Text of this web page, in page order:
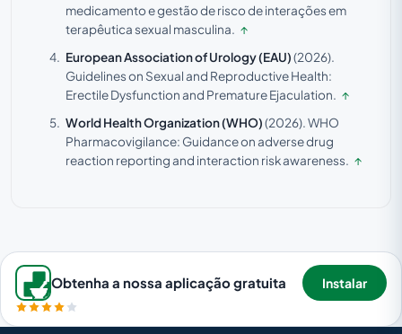
medicamento e gestão de risco de interações em
terapêutica sexual masculina. ↑
European Association of Urology (EAU)(2026).
Guidelines on Sexual and Reproductive Health:
Erectile Dysfunction and Premature Ejaculation. ↑
World Health Organization (WHO)(2026).WHO
Pharmacovigilance: Guidance on adverse drug
reaction reporting and interaction risk awareness. ↑
Obtenha a nossa aplicação gratuita Instalar